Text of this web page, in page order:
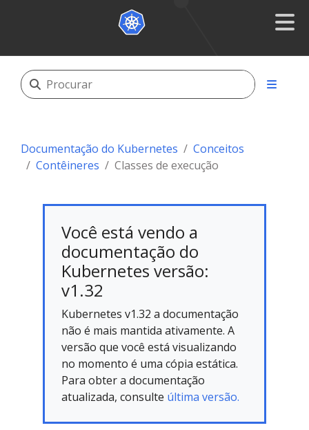
Documentação do Kubernetes
Conceitos
Contêineres
Classes de execução
Você está vendo a
documentação do
Kubernetes versão:
v1.32
Kubernetes v1.32 a documentação
não é mais mantida ativamente. A
versão que você está visualizando
no momento é uma cópia estática.
Para obter a documentação
atualizada, consulte última versão.